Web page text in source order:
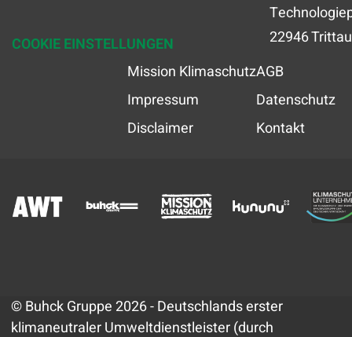
COOKIE EINSTELLUNGEN
22946 Trittau
Mission Klimaschutz
Impressum
Disclaimer
AGB
Datenschutz
Kontakt
© Buhck Gruppe 2026 - Deutschlands erster
klimaneutraler Umweltdienstleister (durch